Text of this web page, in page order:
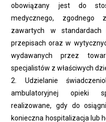
obowiązany jest do
medycznego, zgodnego
zawartych w standardach
przepisach oraz w
wydawanych przez
specjalistów z właściwych
2. Udzielanie
ambulatoryjnej opieki
realizowane, gdy do
konieczna hospitalizacja lub